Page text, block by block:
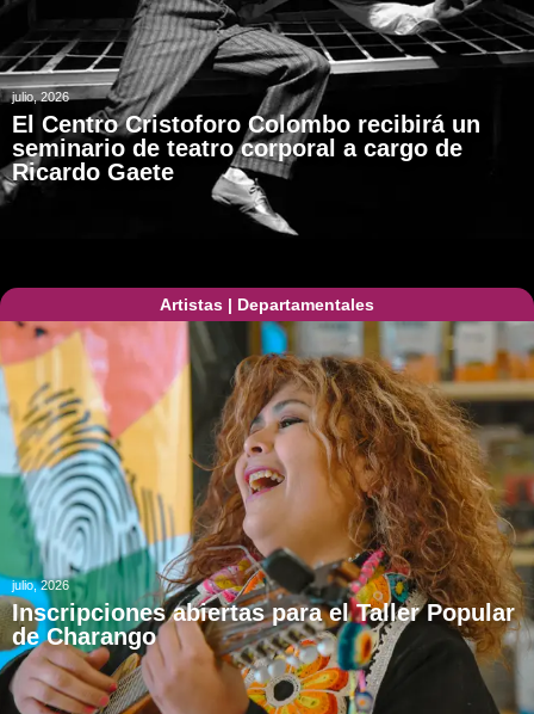
julio, 2026
El Centro Cristoforo Colombo recibirá un
seminario de teatro corporal a cargo de
Ricardo Gaete
Artistas | Departamentales
julio, 2026
Inscripciones abiertas para el Taller Popular
de Charango